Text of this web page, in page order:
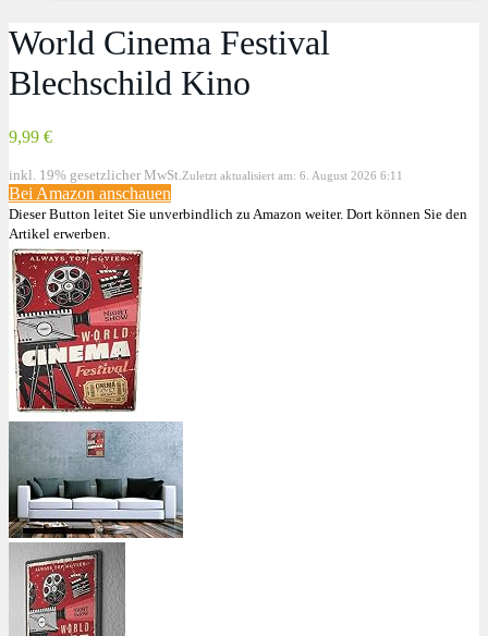
World Cinema Festival
Blechschild Kino
9,99 €
inkl. 19% gesetzlicher MwSt. Zuletzt aktualisiert am: 6. August 2026 6:11
Bei Amazon anschauen
Dieser Button leitet Sie unverbindlich zu Amazon weiter. Dort können Sie den
Artikel erwerben.